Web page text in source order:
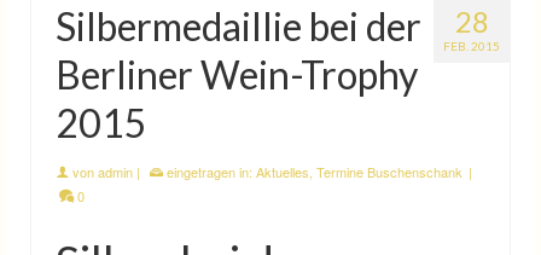
28
FEB. 2015
Silbermedaillie bei der
Berliner Wein-Trophy
2015
vonadmin | eingetragen in: Aktuelles Termine Buschenschank |
0